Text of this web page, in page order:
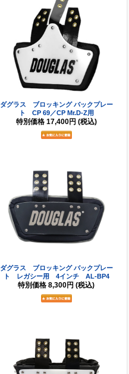
ダグラス ブロッキング バックプレー
ト CP 69／CP Mr.D-Z用
特別価格 17,400円 (税込)
ダグラス ブロッキング バックプレー
ト レガシー用 4インチ AL-BP4
特別価格 8,300円 (税込)